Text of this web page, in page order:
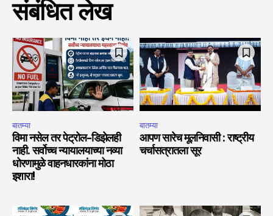
संबंधित लेख
बातम्या
विमा नसेल तर पेट्रोल-डिझेलही
नाही. सर्वोच्च न्यायालयाच्या नव्या
धोरणामुळे वाहनधारकांना मोठा
इशारा!
बातम्या
आपण सारेच मूलनिवासी : राष्ट्रीय
चर्चासत्रातला सूर